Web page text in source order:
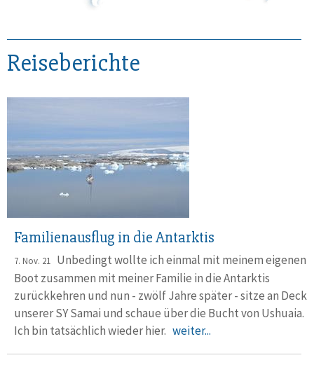
Reiseberichte
Familienausflug in die Antarktis
7. Nov. 21 Unbedingt wollte ich einmal mit meinem eigenen
Boot zusammen mit meiner Familie in die Antarktis
zurückkehren und nun - zwölf Jahre später - sitze an Deck
unserer SY Samai und schaue über die Bucht von Ushuaia.
Ich bin tatsächlich wieder hier. weiter...